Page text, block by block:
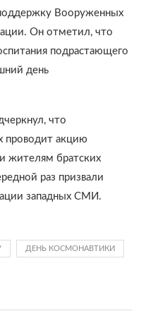
Вооруженных
Он отметил, что
подрастающего
день
что
проводит акцию
жителям братских
раз призвали
западных СМИ.
ДЕНЬ КОСМОНАВТИКИ